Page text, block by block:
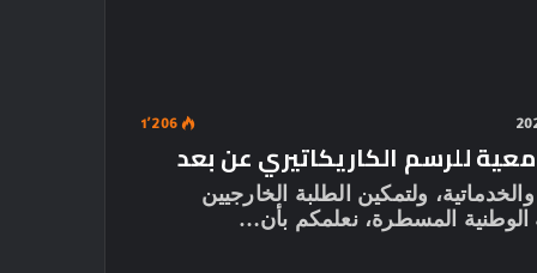
1٬206
للرسم الكاريكاتيري عن بعد
ولتمكين الطلبة الخارجيين
المسطرة، نعلمكم بأن…